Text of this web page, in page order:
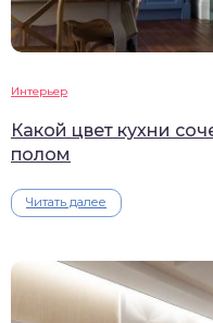
Интерьер
Какой цвет кухни
полом
Читать далее